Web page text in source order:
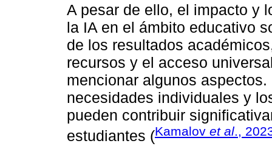
A pesar de ello, el impacto y
la IA en el ámbito educativo
de los resultados
recursos y el acceso
mencionar algunos
necesidades individuales y
pueden contribuir
estudiantes (Kamalov et al.,